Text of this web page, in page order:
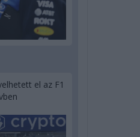
el az F1